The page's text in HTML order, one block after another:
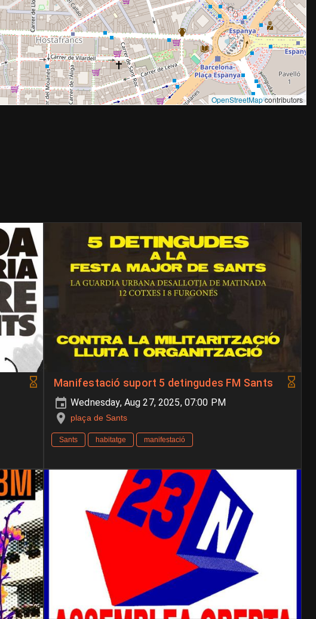
OpenStreetMapcontributors
Manifestació suport 5 detingudes FM Sants
Wednesday, Aug 27, 2025, 07:00 PM
plaça de Sants
Sants habitatge manifestació